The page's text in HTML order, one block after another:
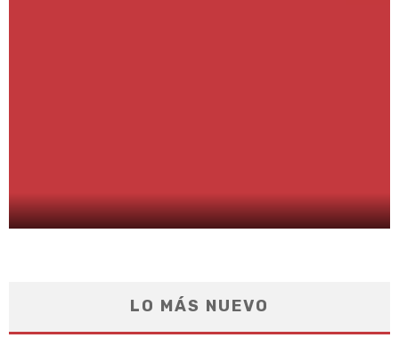
LO MÁS NUEVO